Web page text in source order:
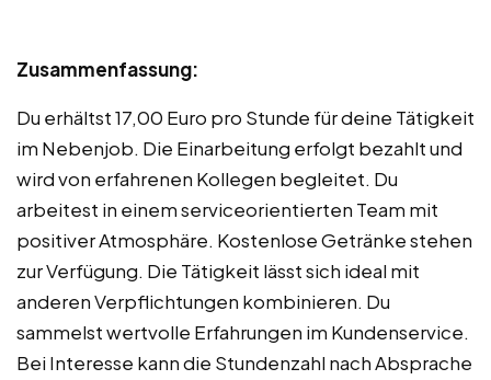
Zusammenfassung:
Du erhältst 17,00 Euro pro Stunde für deine Tätigkeit
im Nebenjob. Die Einarbeitung erfolgt bezahlt und
wird von erfahrenen Kollegen begleitet. Du
arbeitest in einem serviceorientierten Team mit
positiver Atmosphäre. Kostenlose Getränke stehen
zur Verfügung. Die Tätigkeit lässt sich ideal mit
anderen Verpflichtungen kombinieren. Du
sammelst wertvolle Erfahrungen im Kundenservice.
Bei Interesse kann die Stundenzahl nach Absprache